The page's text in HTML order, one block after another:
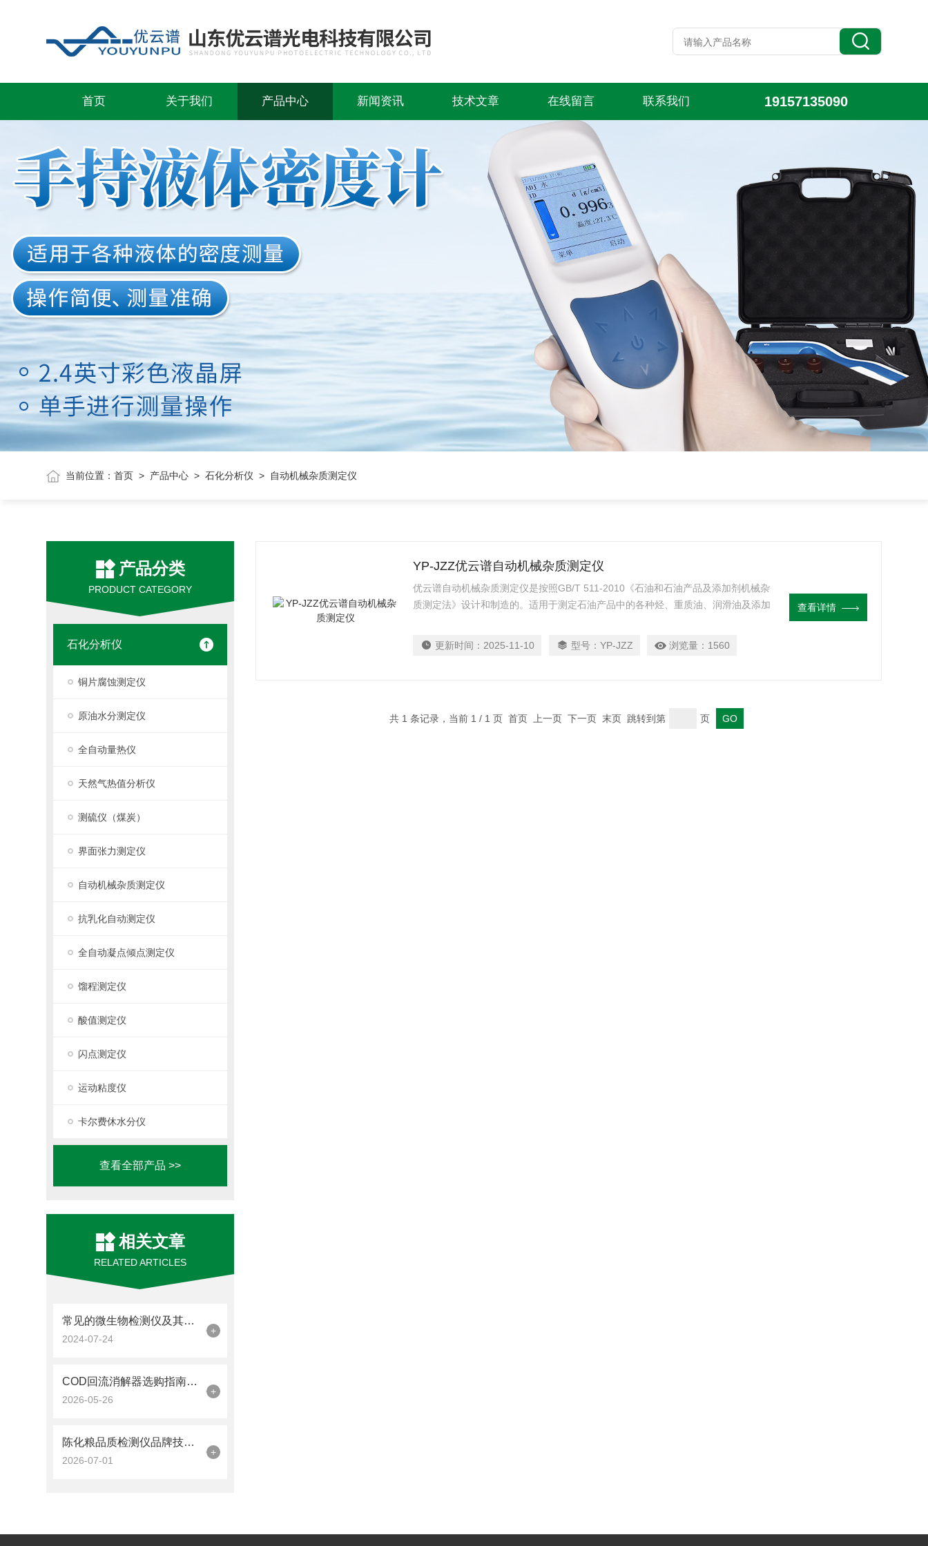
首页 关于我们 产品中心 新闻资讯 技术文章 在线留言 联系我们 19157135090
当前位置：首页 > 产品中心 >石化分析仪 > 自动机械杂质测定仪
产品分类
PRODUCT CATEGORY
石化分析仪
铜片腐蚀测定仪
原油水分测定仪
全自动量热仪
天然气热值分析仪
测硫仪（煤炭）
界面张力测定仪
自动机械杂质测定仪
抗乳化自动测定仪
全自动凝点倾点测定仪
馏程测定仪
酸值测定仪
闪点测定仪
运动粘度仪
卡尔费休水分仪
查看全部产品 >>
相关文章
RELATED ARTICLES
常见的微生物检测仪及其原理介绍
2024-07-24
+
COD回流消解器选购指南五步选对适合自己实验室的机型
2026-05-26
+
陈化粮品质检测仪品牌技术解析：脂肪酸值测定与粮食新鲜度评估全流程
2026-07-01
+
YP-JZZ优云谱自动机械杂质测定仪
优云谱自动机械杂质测定仪是按照GB/T 511-2010《石油和石油产品及添加剂机械杂
质测定法》设计和制造的。适用于测定石油产品中的各种烃、重质油、润滑油及添加
更新时间： 2025-11-10 型号： YP-JZZ 浏览量： 1560
查看详情
共 1 条记录，当前 1 / 1 页 首页 上一页 下一页 末页 跳转到第 页